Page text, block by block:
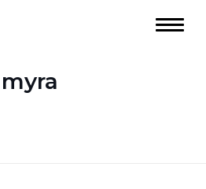
myra